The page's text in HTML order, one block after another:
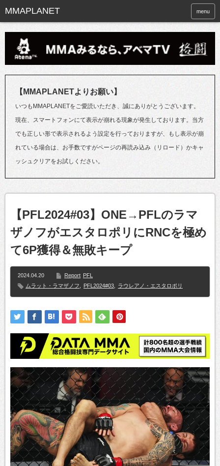
menu
【MMAPLANETよりお願い】
いつもMMAPLANETをご愛読いただき、誠にありがとうございます。
現在、スマートフォンにて表示が崩れる現象が発生しております。当方
でも正しい形で表示されるよう設定を行っておりますが、もし表示が崩
れている場合は、お手数ですがページの再読み込み（リロード）かキャ
ッシュクリアをお試しください。
【PFL2024#03】ONE→PFLのラマ
ザノフがエスタロポリにRNCを極め
て6P獲得＆無敗キープ
2024.04.20 Report PFL
ムラット・ラマザノフ
PFL2024#03 ラウレアノ・エスタロポリ